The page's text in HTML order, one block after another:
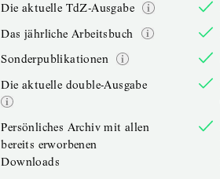
Die aktuelle TdZ-Ausgabe
Das jährliche Arbeitsbuch
Sonderpublikationen
Die aktuelle double-Ausgabe
Persönliches Archiv mit allen
bereits erworbenen
Downloads